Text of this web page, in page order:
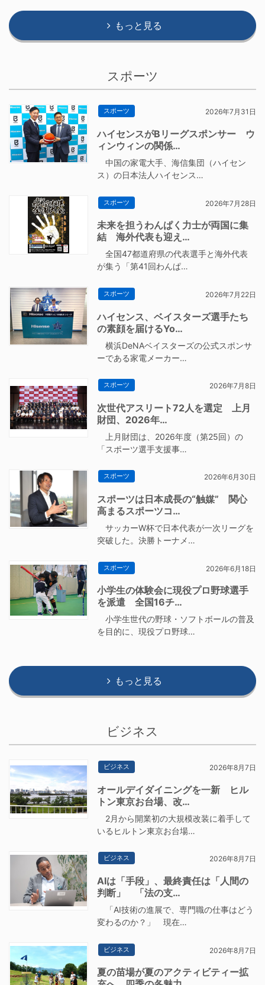
もっと見る
スポーツ
スポーツ 2026年7月31日
ハイセンスがBリーグスポンサー ウ
ィンウィンの関係…
中国の家電大手、海信集団（ハイセン
ス）の日本法人ハイセンス…
スポーツ 2026年7月28日
未来を担うわんぱく力士が両国に集
結 海外代表も迎え…
全国47都道府県の代表選手と海外代表
が集う「第41回わんぱ…
スポーツ 2026年7月22日
ハイセンス、ベイスターズ選手たち
の素顔を届けるYo…
横浜DeNAベイスターズの公式スポンサ
ーである家電メーカー…
スポーツ 2026年7月8日
次世代アスリート72人を選定 上月
財団、2026年…
上月財団は、2026年度（第25回）の
「スポーツ選手支援事…
スポーツ 2026年6月30日
スポーツは日本成長の“触媒” 関心
高まるスポーツコ…
サッカーW杯で日本代表が一次リーグを
突破した。決勝トーナメ…
スポーツ 2026年6月18日
小学生の体験会に現役プロ野球選手
を派遣 全国16チ…
小学生世代の野球・ソフトボールの普及
を目的に、現役プロ野球…
もっと見る
ビジネス
ビジネス 2026年8月7日
オールデイダイニングを一新 ヒル
トン東京お台場、改…
2月から開業初の大規模改装に着手して
いるヒルトン東京お台場…
ビジネス 2026年8月7日
AIは「手段」、最終責任は「人間の
判断」 「法の支…
「AI技術の進展で、専門職の仕事はどう
変わるのか？」 現在…
ビジネス 2026年8月7日
夏の苗場が夏のアクティビティー拡